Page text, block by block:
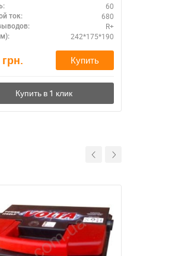
60
ток: 680
R+
242*175*190
грн. Купить